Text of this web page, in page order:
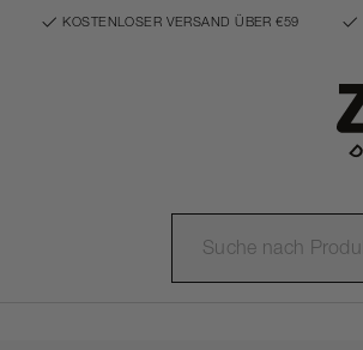
KOSTENLOSER VERSAND ÜBER €59